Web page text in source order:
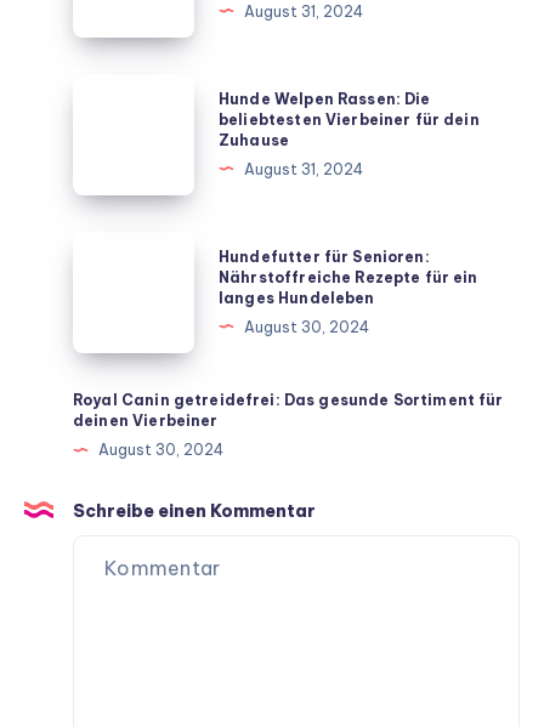
Hund
August 31, 2024
beliebtesten
Hunde Welpen Rassen: Die
beliebtesten Vierbeiner für dein
Zuhause
August 31, 2024
Rezepte
für
ein
langes
Hundefutter für Senioren:
Nährstoffreiche Rezepte für ein
langes Hundeleben
August 30, 2024
Royal Canin getreidefrei: Das gesunde Sortiment für
deinen Vierbeiner
August 30, 2024
Schreibe einen Kommentar